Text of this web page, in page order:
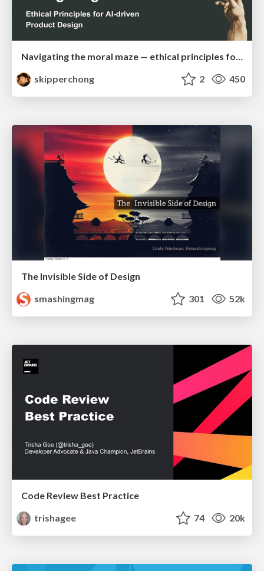
Navigating the moral maze — ethical principles for Al-driven product design
skipperchong
2 450
The Invisible Side of Design
smashingmag
301 52k
Code Review Best Practice
trishagee
74 20k